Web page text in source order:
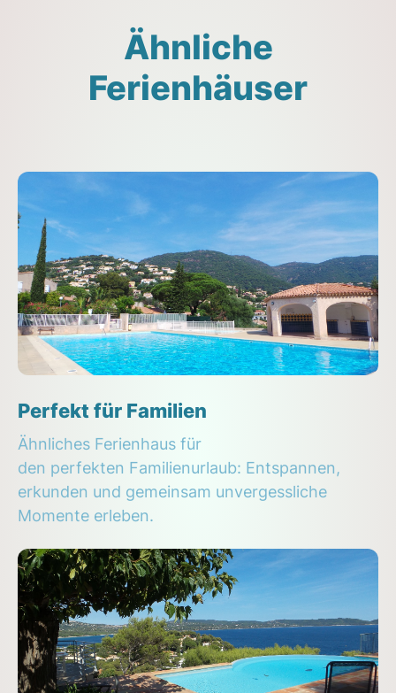
Ähnliche
Ferienhäuser
Perfekt für Familien
Ähnliches Ferienhaus für
den perfekten Familienurlaub: Entspannen,
erkunden und gemeinsam unvergessliche
Momente erleben.